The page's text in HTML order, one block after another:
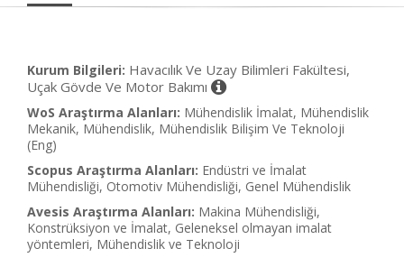
Kurum Bilgileri: Havacılık Ve Uzay Bilimleri Fakültesi,
Uçak Gövde Ve Motor Bakımı
WoS Araştırma Alanları: Mühendislik İmalat, Mühendislik
Mekanik, Mühendislik, Mühendislik Bilişim Ve Teknoloji
(Eng)
Scopus Araştırma Alanları: Endüstri ve İmalat
Mühendisliği, Otomotiv Mühendisliği, Genel Mühendislik
Avesis Araştırma Alanları: Makina Mühendisliği,
Konstrüksiyon ve İmalat, Geleneksel olmayan imalat
yöntemleri, Mühendislik ve Teknoloji